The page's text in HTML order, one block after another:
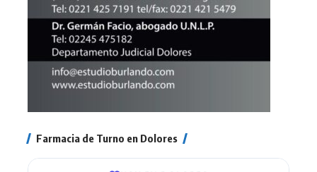
Farmacia de Turno en Dolores